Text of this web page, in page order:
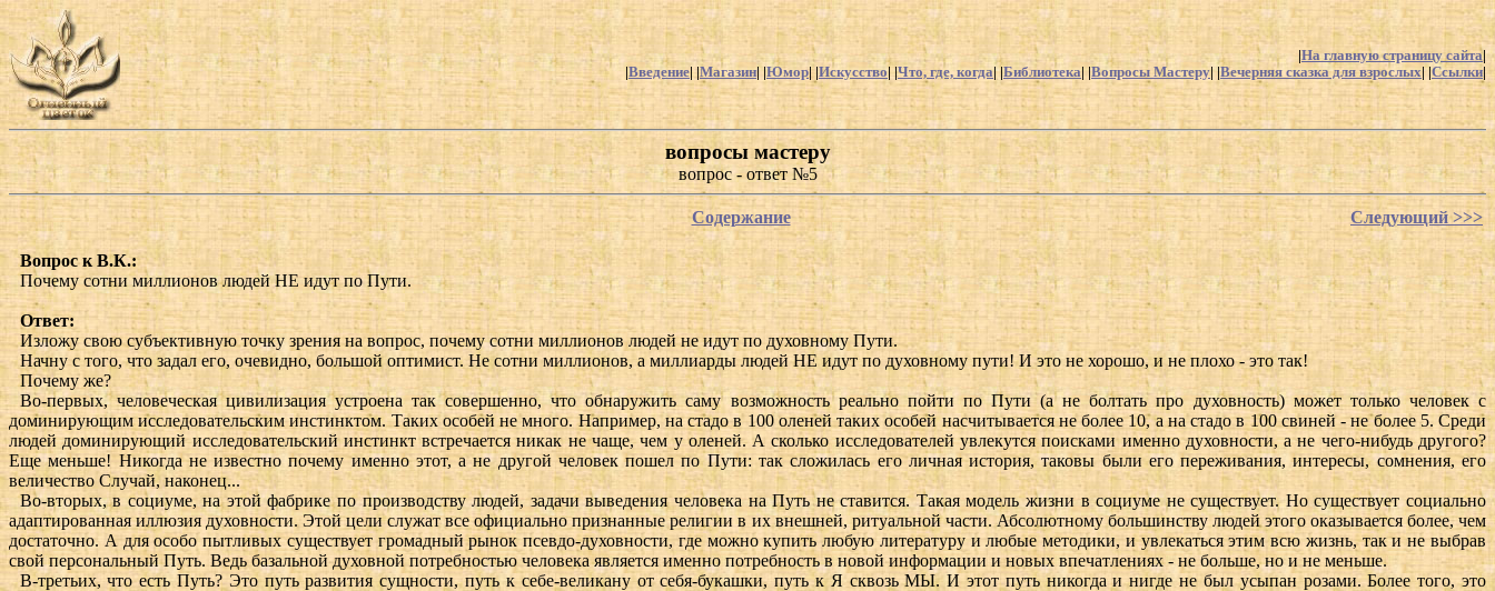
На главную страницу сайта
Введение Магазин| | Юмор Искусство | |Что, где, когда| | Библиотека | |Вопросы Мастеру | |Вечерняя сказка для взрослых| | Ссылки
вопросы мастеру
вопрос - ответ №5
Содержание Следующий >>>
Вопрос к В.К.:
Почему сотни миллионов людей НЕ идут по Пути.
Ответ:
Изложу свою субъективную точку зрения на вопрос, почему сотни миллионов людей не идут по духовному Пути.
Начну с того, что задал его, очевидно, большой оптимист. Не сотни миллионов, а миллиарды людей НЕ идут по духовному пути! И это не хорошо, и не плохо - это так!
Почему же?
Во-первых, человеческая цивилизация устроена так совершенно, что обнаружить саму возможность реально пойти по Пути (а не болтать про духовность) может только человек с
доминирующим исследовательским инстинктом. Таких особей не много. Например, на стадо в 100 оленей таких особей насчитывается не более 10, а на стадо в 100 свиней - не более 5. Среди
людей доминирующий исследовательский инстинкт встречается никак не чаще, чем у оленей. А сколько исследователей увлекутся поисками именно духовности, а не чего-нибудь другого?
Еще меньше! Никогда не известно почему именно этот, а не другой человек пошел по Пути: так сложилась его личная история, таковы были его переживания, интересы, сомнения, его
величество Случай, наконец...
Во-вторых, в социуме, на этой фабрике по производству людей, задачи выведения человека на Путь не ставится. Такая модель жизни в социуме не существует. Но существует социально
адаптированная иллюзия духовности. Этой цели служат все официально признанные религии в их внешней, ритуальной части. Абсолютному большинству людей этого оказывается более, чем
достаточно. А для особо пытливых существует громадный рынок псевдо-духовности, где можно купить любую литературу и любые методики, и увлекаться этим всю жизнь, так и не выбрав
свой персональный Путь. Ведь базальной духовной потребностью человека является именно потребность в новой информации и новых впечатлениях - не больше, но и не меньше.
В-третьих, что есть Путь? Это путь развития сущности, путь к себе-великану от себя-букашки, путь к Я сквозь МЫ. И этот путь никогда и нигде не был усыпан розами. Более того, это